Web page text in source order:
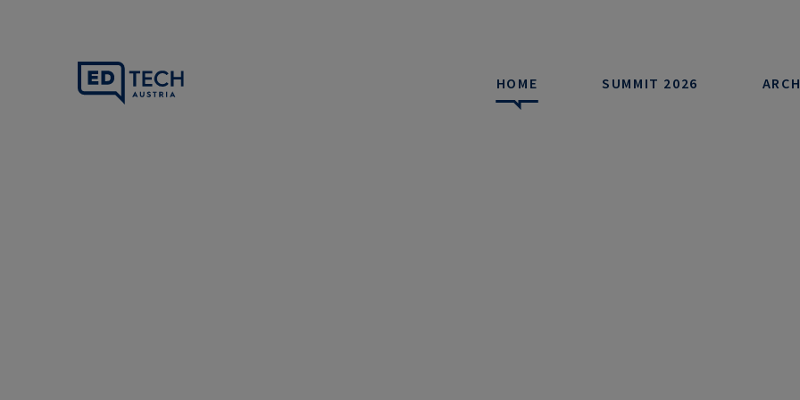
HOME SUMMIT 2026